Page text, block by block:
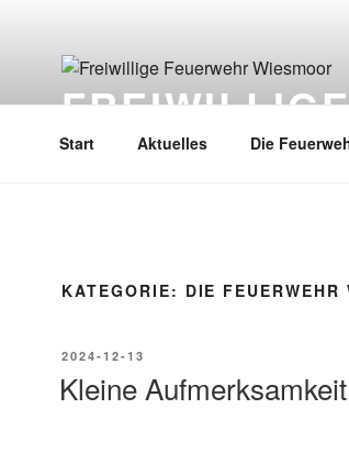
Start Aktuelles Die
KATEGORIE: DIE FEUERWEHR
2024-12-13
Kleine